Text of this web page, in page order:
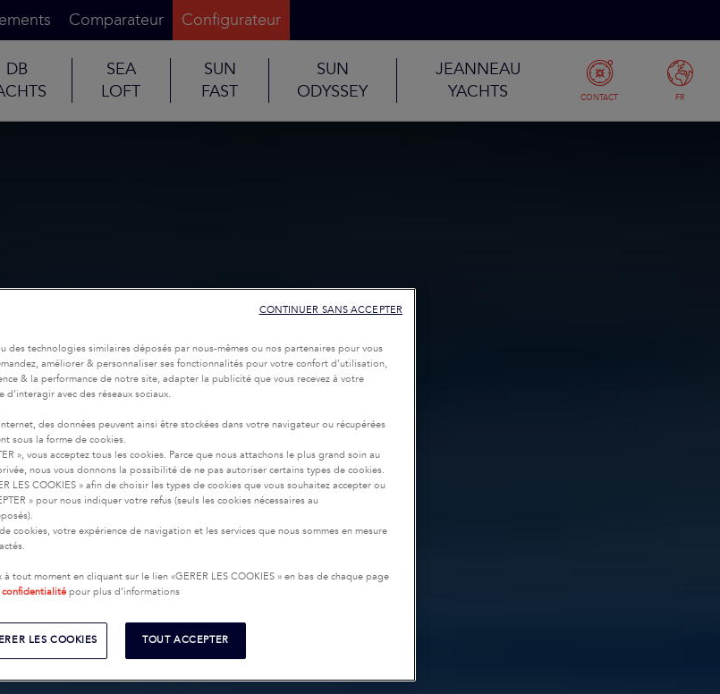
Comparateur Configurateur
DB
SEA
LOFT
SUN
FAST
SUN
ODYSSEY
JEANNEAU
YACHTS
CONTACT FR
des technologies similaires déposés par nous-mêmes ou nos partenaires pour vous
améliorer & personnaliser ses fonctionnalités pour votre confort d’utilisation,
& la performance de notre site, adapter la publicité que vous recevez à votre
avec des réseaux sociaux.
des données peuvent ainsi être stockées dans votre navigateur ou récupérées
sous la forme de cookies.
», vous acceptez tous les cookies. Parce que nous attachons le plus grand soin au
nous vous donnons la possibilité de ne pas autoriser certains types de cookies.
LES COOKIES » afin de choisir les types de cookies que vous souhaitez accepter ou
» pour nous indiquer votre refus (seuls les cookies nécessaires au
cookies, votre expérience de navigation et les services que nous sommes en mesure
tout moment en cliquant sur le lien «GERER LES COOKIES » en bas de chaque page
pour plus d’informations
LES COOKIES TOUT ACCEPTER
CONTINUER SANS ACCEPTER